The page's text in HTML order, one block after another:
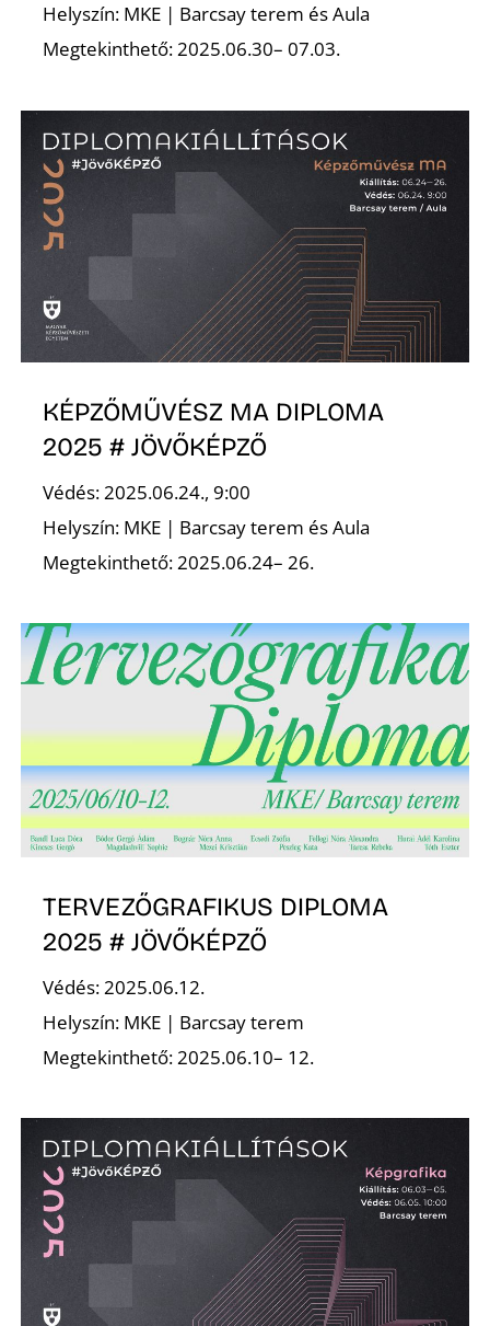
Helyszín: MKE | Barcsay terem és Aula
Megtekinthető: 2025.06.30– 07.03.
KÉPZŐMŰVÉSZ MA DIPLOMA
2025 # JÖVŐKÉPZŐ
Védés: 2025.06.24., 9:00
Helyszín: MKE | Barcsay terem és Aula
Megtekinthető: 2025.06.24– 26.
TERVEZŐGRAFIKUS DIPLOMA
2025 # JÖVŐKÉPZŐ
Védés: 2025.06.12.
Helyszín: MKE | Barcsay terem
Megtekinthető: 2025.06.10– 12.